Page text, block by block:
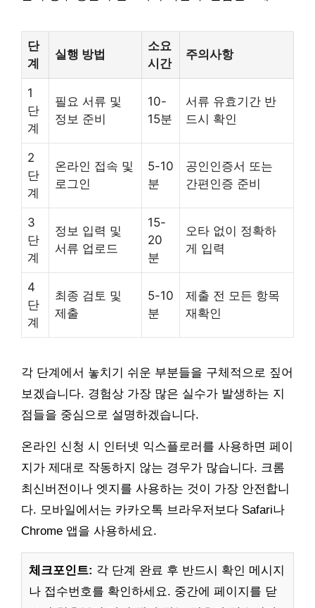
단
계
실행 방법
소요
시간
주의사항
1
단
계
필요 서류 및
정보 준비
10-
15분
서류 유효기간 반
드시 확인
2
단
계
온라인 접속 및
로그인
5-10
분
공인인증서 또는
간편인증 준비
3
단
계
정보 입력 및
서류 업로드
15-
20
분
오타 없이 정확하
게 입력
4
단
계
최종 검토 및
제출
5-10
분
제출 전 모든 항목
재확인
각 단계에서 놓치기 쉬운 부분들을 구체적으로 짚어
보겠습니다. 경험상 가장 많은 실수가 발생하는 지
점들을 중심으로 설명하겠습니다.
온라인 신청 시 인터넷 익스플로러를 사용하면 페이
지가 제대로 작동하지 않는 경우가 많습니다. 크롬
최신버전이나 엣지를 사용하는 것이 가장 안전합니
다. 모바일에서는 카카오톡 브라우저보다 Safari나
Chrome 앱을 사용하세요.
체크포인트: 각 단계 완료 후 반드시 확인 메시지
나 접수번호를 확인하세요. 중간에 페이지를 닫